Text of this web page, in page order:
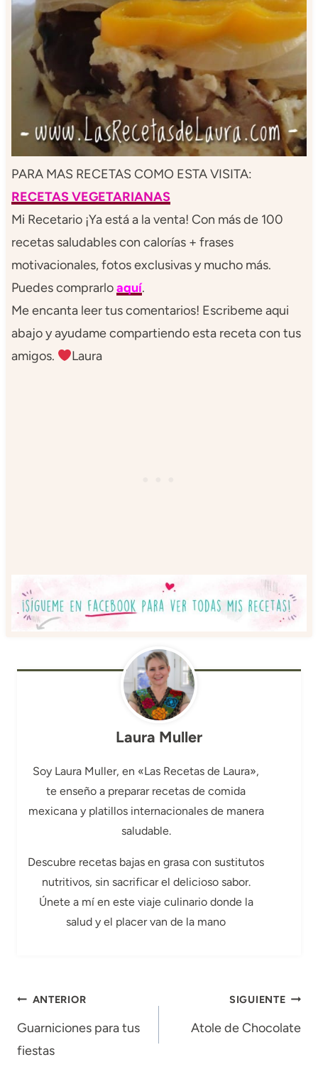
PARA MAS RECETAS COMO ESTA VISITA:
RECETAS VEGETARIANAS
Mi Recetario ¡Ya está a la venta! Con más de 100
recetas saludables con calorías + frases
motivacionales, fotos exclusivas y mucho más.
Puedes comprarloaquí.
Me encanta leer tus comentarios! Escribeme aqui
abajo y ayudame compartiendo esta receta con tus
amigos.
Laura
Laura Muller
Soy Laura Muller, en «Las Recetas de Laura»,
te enseño a preparar recetas de comida
mexicana y platillos internacionales de manera
saludable.
Descubre recetas bajas en grasa con sustitutos
nutritivos, sin sacrificar el delicioso sabor.
Únete a mí en este viaje culinario donde la
salud y el placer van de la mano
Navegación
de
entradas
ANTERIOR
Guarniciones para tus
fiestas
SIGUIENTE
Atole de Chocolate